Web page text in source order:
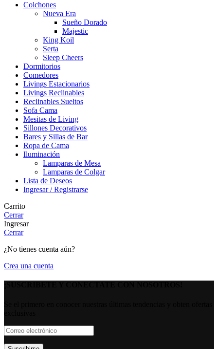
Colchones
Nueva Era
Sueño Dorado
Majestic
King Koil
Serta
Sleep Cheers
Dormitorios
Comedores
Livings Estacionarios
Livings Reclinables
Reclinables Sueltos
Sofa Cama
Mesitas de Living
Sillones Decorativos
Bares y Sillas de Bar
Ropa de Cama
Iluminación
Lamparas de Mesa
Lamparas de Colgar
Lista de Deseos
Ingresar / Registrarse
Carrito
Cerrar
Ingresar
Cerrar
¿No tienes cuenta aún?
Crea una cuenta